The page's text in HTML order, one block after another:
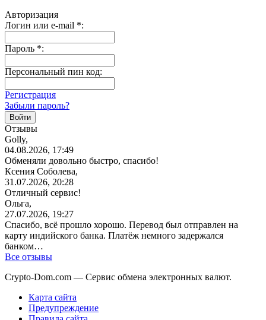
Авторизация
Логин или e-mail *:
Пароль *:
Персональный пин код:
Регистрация
Забыли пароль?
Отзывы
Golly,
04.08.2026, 17:49
Обменяли довольно быстро, спасибо!
Ксения Соболева,
31.07.2026, 20:28
Отличный сервис!
Ольга,
27.07.2026, 19:27
Спасибо, всё прошло хорошо. Перевод был отправлен на
карту индийского банка. Платёж немного задержался
банком…
Все отзывы
Crypto-Dom.com — Сервис обмена электронных валют.
Карта сайта
Предупреждение